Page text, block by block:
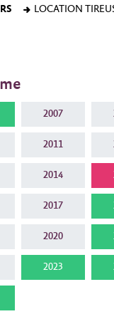
LOCATION
2007
2011
2014
2017
2020
2023